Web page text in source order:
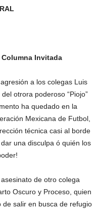
Invitada
a los colegas Luis
otrora poderoso “Piojo”
ha quedado en la
Mexicana de Futbol,
técnica casi al borde
una disculpa ó quién los
de otro colega
Oscuro y Proceso, quien
salir en busca de refugio